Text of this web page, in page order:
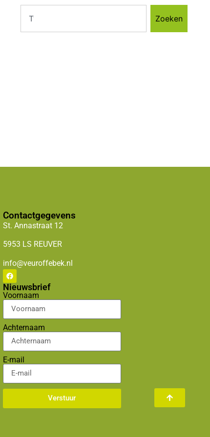
Zoeken
Contactgegevens
St. Annastraat12
5953 LS REUVER
info@veuroffebek.nl
Nieuwsbrief
Voornaam
Achternaam
E-mail
Verstuur